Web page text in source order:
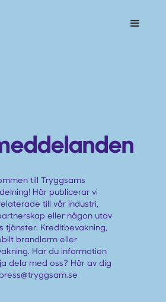
till Tryggsams
Här publicerar vi
till vår industri,
eller någon utav
tjänster: Kreditbevakning,
brandlarm eller
Har du information
dela med oss? Hör av dig